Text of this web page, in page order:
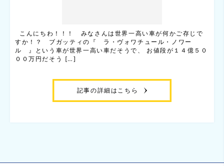
こんにちわ！！！ みなさんは世界一高い車が何かご存じで
すか！？ ブガッティの『 ラ・ヴォワチュール・ノワー
ル 』という車が世界一高い車だそうで、 お値段が１４億５０
００万円だそう […]
記事の詳細はこちら